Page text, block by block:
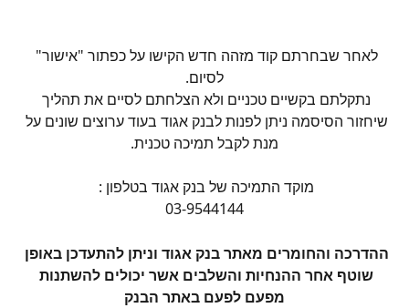
לאחר שבחרתם קוד מזהה חדש הקישו על כפתור "אישור"
לסיום.
נתקלתם בקשיים טכניים ולא הצלחתם לסיים את תהליך
שיחזור הסיסמה ניתן לפנות לבנק אגוד בעוד ערוצים שונים על
מנת לקבל תמיכה טכנית.
מוקד התמיכה של בנק אגוד בטלפון :
03-9544144
ההדרכה והחומרים מאתר בנק אגוד וניתן להתעדכן באופן
שוטף אחר ההנחיות והשלבים אשר יכולים להשתנות
מפעם לפעם באתר הבנק